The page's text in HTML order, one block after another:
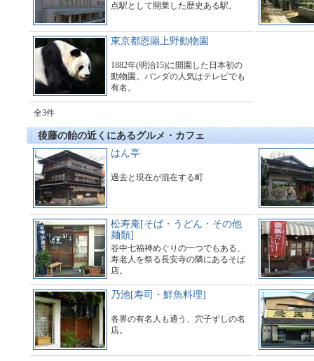
点駅として開業した歴史ある駅。
東京都恩賜上野動物園
1882年(明治15)に開園した日本初の
動物園。パンダの人気はテレビでも
有名。
全3件
後藤の飴の近くにあるグルメ・カフェ
はん亭
過去と現在が混在する町
松寿庵[そば・うどん・その他
麺類]
谷中七福神めぐりの一つでもある、
寿老人を祭る長安寺の隣にあるそば
店。
乃池[寿司・鮮魚料理]
各界の有名人も通う、穴子ずしの名
店。